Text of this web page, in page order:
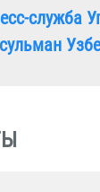
служба